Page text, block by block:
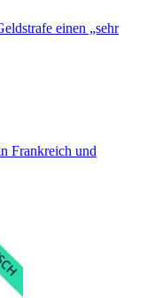
einen „sehr
Frankreich und